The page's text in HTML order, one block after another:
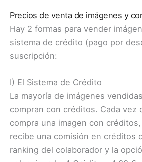
Precios de venta de imágenes y
Hay 2 formas para vender
sistema de crédito (pago por
suscripción:
I) El Sistema de Crédito
La mayoría de imágenes
compran con créditos. Cada vez
compra una imagen con
recibe una comisión en créditos
ranking del colaborador y la